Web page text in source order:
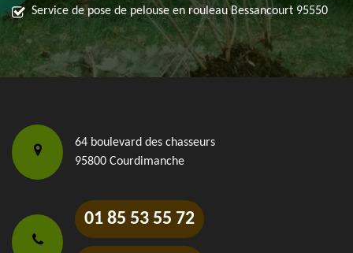
Service de pose de pelouse en rouleau Bessancourt 95550
64 boulevard des chasseurs
95800 Courdimanche
01 85 53 55 72